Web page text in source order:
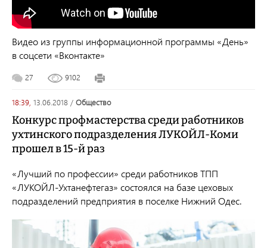
Видео из группы информационной программы «День»
в соцсети «Вконтакте»
27 9102
18:39, 13.06.2018 / общество
Конкурс профмастерства среди работников
ухтинского подразделения ЛУКОЙЛ-Коми
прошел в 15-й раз
«Лучший по профессии» среди работников ТПП
«ЛУКОЙЛ-Ухтанефтегаз» состоялся на базе цеховых
подразделений предприятия в поселке Нижний Одес.